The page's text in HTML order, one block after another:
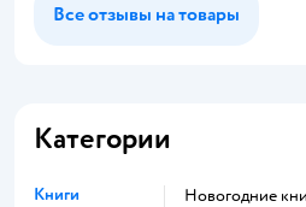
Все отзывы на товары
Категории
Книги
новогодние